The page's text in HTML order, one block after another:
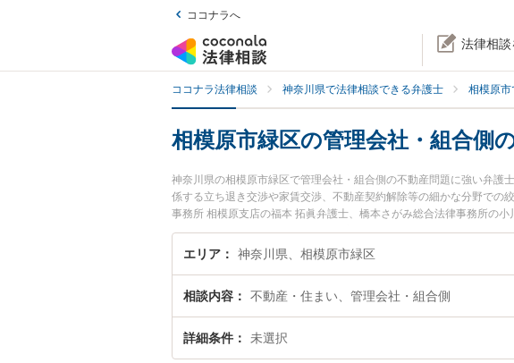
ココナラへ
法律相談
ココナラ法律相談 神奈川県で法律相談できる弁護士 相模原市
相模原市緑区の管理会社・組合側
神奈川県の相模原市緑区で管理会社・組合側の不動産問題に強い弁護
係する立ち退き交渉や家賃交渉、不動産契約解除等の細かな分野での
事務所 相模原支店の福本 拓眞弁護士、橋本さがみ総合法律事務所の
に発生した管理会社・組合側の不動産問題のトラブルを今すぐに弁
『初回相談無料で管理会社・組合側の不動産問題を法律相談できる
エリア 神奈川県、相模原市緑区
相談内容 不動産・住まい、管理会社・組合側
詳細条件 未選択